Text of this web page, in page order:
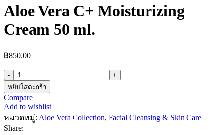
Aloe Vera C+ Moisturizing
Cream 50 ml.
฿850.00
จำนวน
Aloe
Vera
C+
Moisturizing
Cream
50
หยิบใส่ตะกร้า
Compare
Add to wishlist
หมวดหมู่: Aloe Vera Collection, Facial Cleansing & Skin Care
Share: